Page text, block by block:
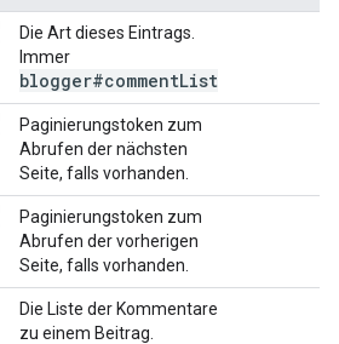
Die Art dieses Eintrags.
Immer
blogger#commentList
Paginierungstoken zum
Abrufen der nächsten
Seite, falls vorhanden.
Paginierungstoken zum
Abrufen der vorherigen
Seite, falls vorhanden.
Die Liste der Kommentare
zu einem Beitrag.